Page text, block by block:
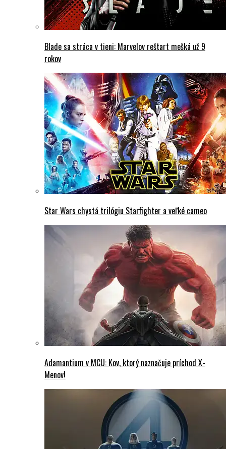
Blade sa stráca v tieni: Marvelov reštart mešká už 9
rokov
Star Wars chystá trilógiu Starfighter a veľké cameo
Adamantium v MCU: Kov, ktorý naznačuje príchod X-
Menov!